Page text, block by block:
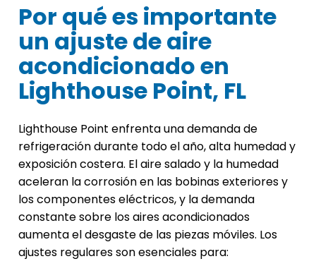
Por qué es importante
un ajuste de aire
acondicionado en
Lighthouse Point, FL
Lighthouse Point enfrenta una demanda de
refrigeración durante todo el año, alta humedad y
exposición costera. El aire salado y la humedad
aceleran la corrosión en las bobinas exteriores y
los componentes eléctricos, y la demanda
constante sobre los aires acondicionados
aumenta el desgaste de las piezas móviles. Los
ajustes regulares son esenciales para: